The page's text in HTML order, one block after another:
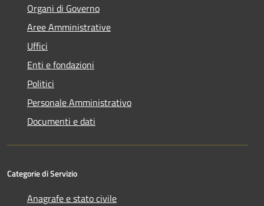
Organi di Governo
Aree Amministrative
Uffici
Enti e fondazioni
Politici
Personale Amministrativo
Documenti e dati
Categorie di Servizio
Anagrafe e stato civile